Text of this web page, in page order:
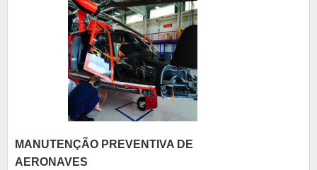
MANUTENÇÃO PREVENTIVA DE
AERONAVES